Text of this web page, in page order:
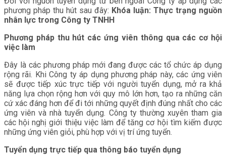
phương pháp thu hút sau đây: Khóa luận: Thực trạng nguồn
nhân lực trong Công ty TNHH
Phương pháp thu hút các ứng viên thông qua các cơ hội
việc làm
Đây là các phương pháp mới đang được các tổ chức áp dụng
rộng rãi. Khi Công ty áp dụng phương pháp này, các ứng viên
sẽ được tiếp xúc trực tiếp với người tuyển dụng, mở ra khả
năng lựa chọn rộng hơn với quy mô lớn hơn, tạo ra những căn
cứ xác đáng hơn để đi tới những quyết định đúng nhất cho các
ứng viên và nhà tuyển dụng. Công ty thường xuyên tham gia
các hội nghị giới thiệu việc làm để tăng cơ hội tìm kiếm được
những ứng viên giỏi, phù hợp với vị trí ứng tuyển.
Tuyển dụng trực tiếp qua thông báo tuyển dụng